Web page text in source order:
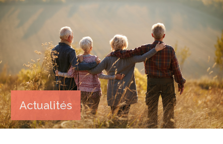
Actualités